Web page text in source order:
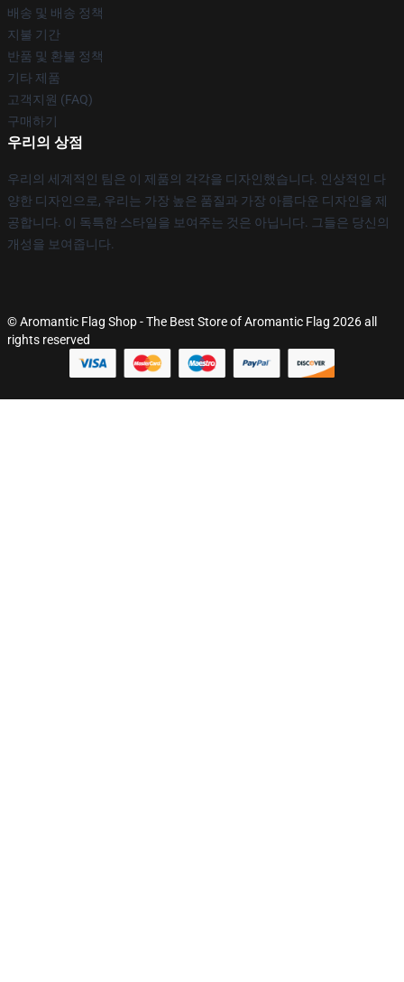
배송 및 배송 정책
지불 기간
반품 및 환불 정책
기타 제품
고객지원 (FAQ)
구매하기
우리의 상점
우리의 세계적인 팀은 이 제품의 각각을 디자인했습니다. 인상적인 다
양한 디자인으로, 우리는 가장 높은 품질과 가장 아름다운 디자인을 제
공합니다. 이 독특한 스타일을 보여주는 것은 아닙니다. 그들은 당신의
개성을 보여줍니다.
© Aromantic Flag Shop - The Best Store of Aromantic Flag 2026 all
rights reserved